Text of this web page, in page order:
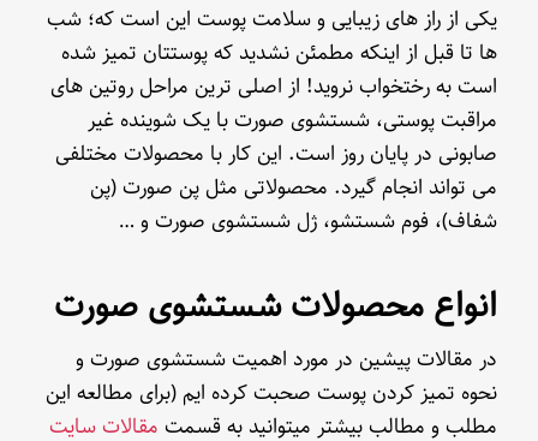
یکی از راز های زیبایی و سلامت پوست این است که؛ شب
ها تا قبل از اینکه مطمئن نشدید که پوستتان تمیز شده
است به رختخواب نروید! از اصلی ترین مراحل روتین های
مراقبت پوستی، شستشوی صورت با یک شوینده غیر
صابونی در پایان روز است. این کار با محصولات مختلفی
می تواند انجام گیرد. محصولاتی مثل پن صورت (پن
شفاف)، فوم شستشو، ژل شستشوی صورت و …
انواع محصولات شستشوی صورت
در مقالات پیشین در مورد اهمیت شستشوی صورت و
نحوه تمیز کردن پوست صحبت کرده ایم (برای مطالعه این
مطلب و مطالب بیشتر میتوانید به قسمت مقالات سایت